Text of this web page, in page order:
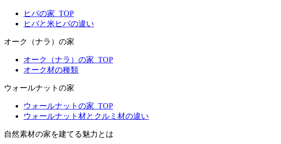
ヒバの家_TOP
ヒバと米ヒバの違い
オーク（ナラ）の家
オーク（ナラ）の家_TOP
オーク材の種類
ウォールナットの家
ウォールナットの家_TOP
ウォールナット材とクルミ材の違い
自然素材の家を建てる魅力とは